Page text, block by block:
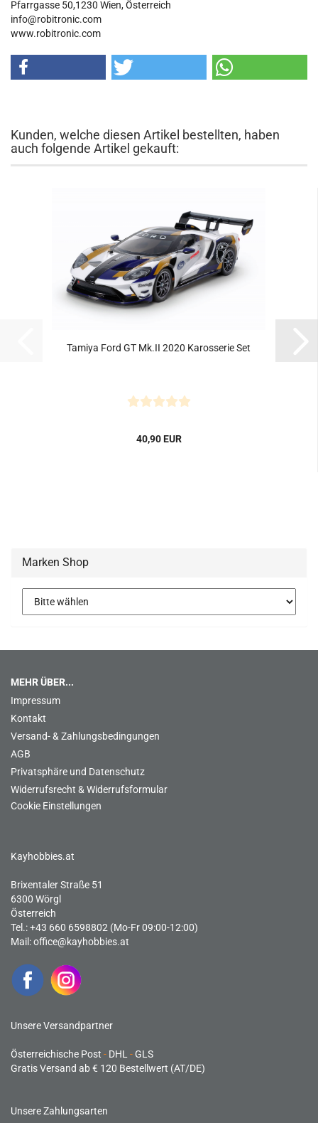
Pfarrgasse 50,1230 Wien, Österreich
info@robitronic.com
www.robitronic.com
Kunden, welche diesen Artikel bestellten, haben
auch folgende Artikel gekauft:
Tamiya Ford GT Mk.II 2020 Karosserie Set
40,90 EUR
Marken Shop
MEHR ÜBER...
Impressum
Kontakt
Versand- & Zahlungsbedingungen
AGB
Privatsphäre und Datenschutz
Widerrufsrecht & Widerrufsformular
Cookie Einstellungen
Kayhobbies.at
Brixentaler Straße 51
6300 Wörgl
Österreich
Tel.: +43 660 6598802 (Mo-Fr 09:00-12:00)
Mail:office@kayhobbies.at
Unsere Versandpartner
Österreichische Post - DHL -GLS
Gratis Versand ab € 120 Bestellwert (AT/DE)
Unsere Zahlungsarten